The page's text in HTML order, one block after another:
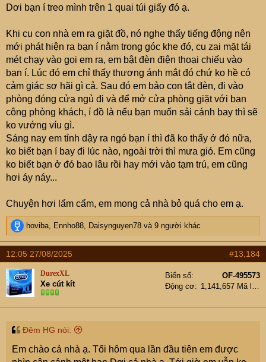
Dơi bạn í treo mình trên 1 quai túi giấy đó ạ.
Khi cu con nhà em ra giặt đồ, nó nghe thấy tiếng động nên
mới phát hiện ra bạn í nằm trong góc khe đó, cu zai mặt tái
mét chạy vào gọi em ra, em bật đèn điện thoại chiếu vào
bạn í. Lúc đó em chỉ thấy thương ánh mắt đó chứ ko hề có
cảm giác sợ hãi gì cả. Sau đó em bảo con tắt đèn, đi vào
phòng đóng cửa ngủ đi và để mở cửa phòng giặt với ban
công phòng khách, í đồ là nếu bạn muốn sải cánh bay thì sẽ
ko vướng víu gì.
Sáng nay em tỉnh dậy ra ngó bạn í thì đã ko thấy ở đó nữa,
ko biết bạn í bay đi lúc nào, ngoài trời thì mưa gió. Em cũng
ko biết bạn ở đó bao lâu rồi hay mới vào tạm trú, em cũng
hơi áy náy...
Chuyện hơi lẩm cẩm, em mong cả nhà bỏ quá cho em ạ.
R
e
a
c
t
i
o
n
s
hoviba, Ennho88, Daisynguyen78 và 9 người khác
12:05 27/08/2025 #13,184
DurexXL
Xe cút kít
Biển số
OF-495573
Động cơ
1,141,657 Mã lực
Đêm HG nói:
Em chào cả nhà ạ. Tối hôm qua lần đầu tiên em được